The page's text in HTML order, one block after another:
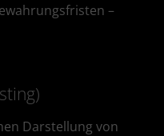
–
Darstellung von